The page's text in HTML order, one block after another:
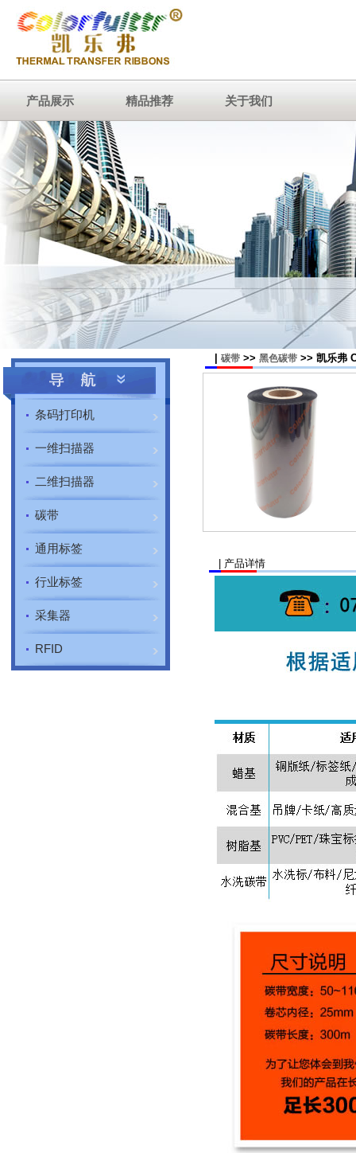
产品展示 精品推荐 关于我们
条码打印机
一维扫描器
二维扫描器
碳带
通用标签
行业标签
采集器
RFID
碳带 >> 黑色碳带 >> 凯乐弗
| 产品详情